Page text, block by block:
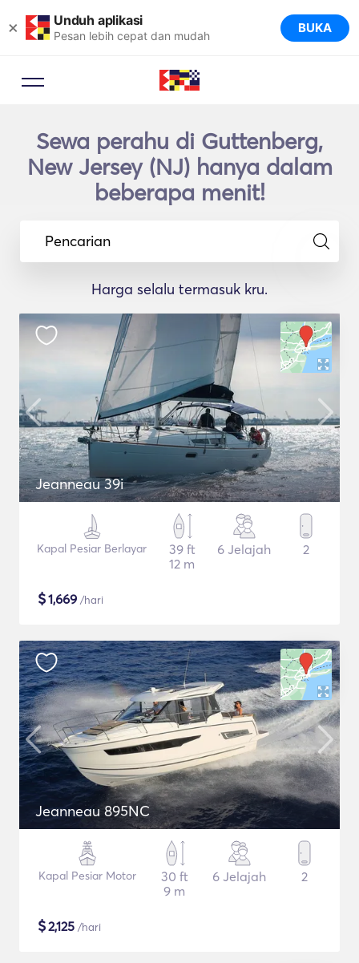
× Unduh aplikasi
Pesan lebih cepat dan mudah BUKA
Sewa perahu di Guttenberg,
New Jersey (NJ) hanya dalam
beberapa menit!
Pencarian
Harga selalu termasuk kru.
Jeanneau 39i
Kapal Pesiar Berlayar
39 ft
12 m
6 Jelajah 2
$1,669 /hari
Jeanneau 895NC
Kapal Pesiar Motor
30 ft
9 m
6 Jelajah 2
$2,125 /hari